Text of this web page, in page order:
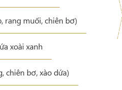
rang muối, chiên bơ)
xoài xanh
chiên bơ, xào dứa)